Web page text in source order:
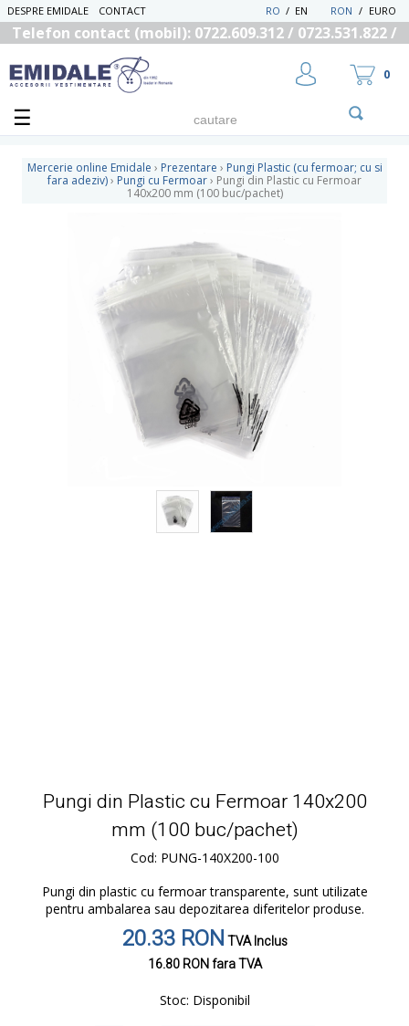
DESPRE EMIDALE CONTACT RON / EURO
EN
/
RO
Telefon contact (mobil): 0722.609.312 / 0723.531.822 /
0
Mercerie online Emidale › Prezentare › Pungi Plastic (cu fermoar; cu si
fara adeziv)› Pungi cu Fermoar› Pungi din Plastic cu Fermoar
140x200 mm (100 buc/pachet)
Pungi din Plastic cu Fermoar 140x200
mm (100 buc/pachet)
Cod: PUNG-140X200-100
Pungi din plastic cu fermoar transparente, sunt utilizate
pentru ambalarea sau depozitarea diferitelor produse.
20.33 RONTVA Inclus
16.80 RONfara TVA
Stoc: Disponibil